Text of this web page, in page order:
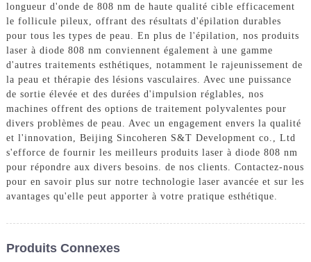
longueur d'onde de 808 nm de haute qualité cible efficacement
le follicule pileux, offrant des résultats d'épilation durables
pour tous les types de peau. En plus de l'épilation, nos produits
laser à diode 808 nm conviennent également à une gamme
d'autres traitements esthétiques, notamment le rajeunissement de
la peau et thérapie des lésions vasculaires. Avec une puissance
de sortie élevée et des durées d'impulsion réglables, nos
machines offrent des options de traitement polyvalentes pour
divers problèmes de peau. Avec un engagement envers la qualité
et l'innovation, Beijing Sincoheren S&T Development co., Ltd
s'efforce de fournir les meilleurs produits laser à diode 808 nm
pour répondre aux divers besoins. de nos clients. Contactez-nous
pour en savoir plus sur notre technologie laser avancée et sur les
avantages qu'elle peut apporter à votre pratique esthétique.
Produits Connexes